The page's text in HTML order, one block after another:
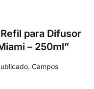
para Difusor
– 250ml”
Campos